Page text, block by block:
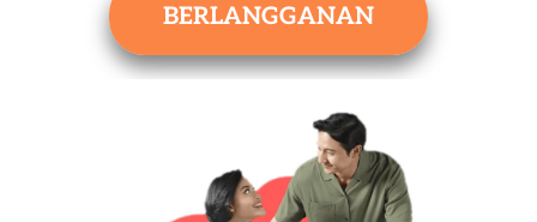
BERLANGGANAN